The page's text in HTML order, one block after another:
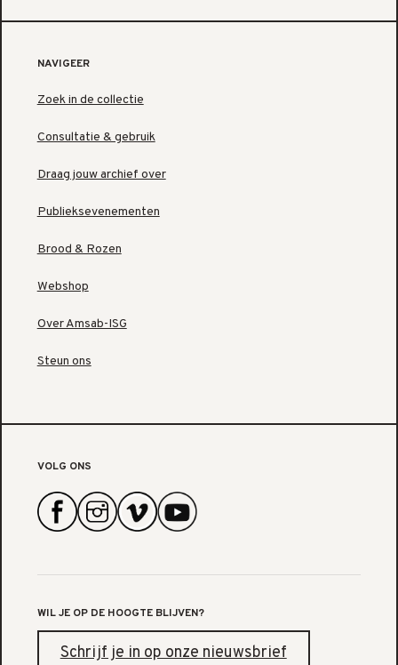
NAVIGEER
Zoek in de collectie
Consultatie & gebruik
Draag jouw archief over
Publieksevenementen
Brood & Rozen
Webshop
Over Amsab-ISG
Steun ons
VOLG ONS
WIL JE OP DE HOOGTE BLIJVEN?
Schrijf je in op onze nieuwsbrief